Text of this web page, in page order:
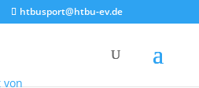
htbusport@htbu-ev.de